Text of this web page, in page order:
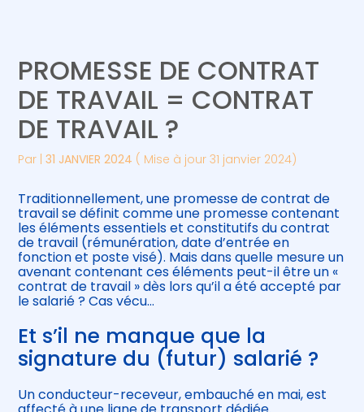
Gérer votre quotidien
Piloter votre entreprise
Développer votre entreprise
Construire votre patrimoine
Être prêt pour la facturation
électronique
Suivre votre comptabilité
Gérer vos ressources humaines
PROMESSE DE CONTRAT
DE TRAVAIL = CONTRAT
DE TRAVAIL ?
Par |31 JANVIER 2024 ( Mise à jour 31 janvier 2024)
Traditionnellement, une promesse de contrat de
travail se définit comme une promesse contenant
les éléments essentiels et constitutifs du contrat
de travail (rémunération, date d’entrée en
fonction et poste visé). Mais dans quelle mesure un
avenant contenant ces éléments peut-il être un «
contrat de travail » dès lors qu’il a été accepté par
le salarié ? Cas vécu…
Et s’il ne manque que la
signature du (futur) salarié ?
Un conducteur-receveur, embauché en mai, est